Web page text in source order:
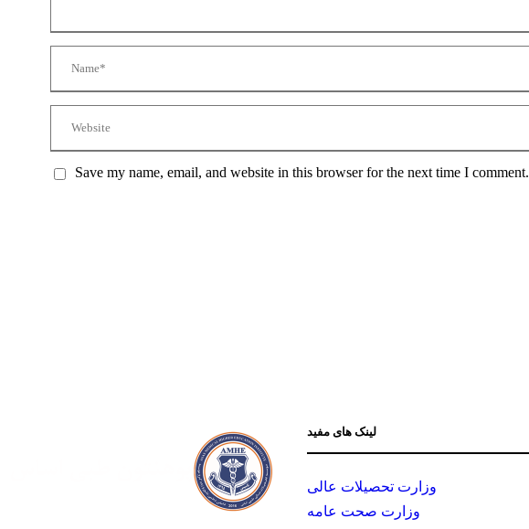
Save my name, email, and website in this browser for the next time I comment.
لینک های مفید
وزارت تحصیلات عالی
وزارت صحت عامه